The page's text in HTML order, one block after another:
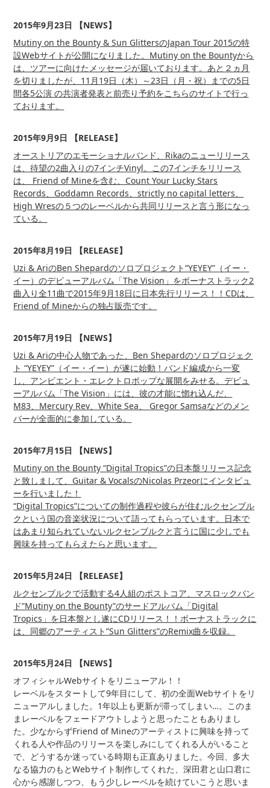
2015年9月23日 【NEWS】
Mutiny on the Bounty & Sun GlittersのJapan Tour 2015の特
設Webサイトが公開になりました。Mutiny on the Bountyから
は、ツアーに向けたメッセージが届いております。あと２ヵ月
を切りましたが、11月19日（木）～23日（月・祝）までの5日
間各5公演 の共演者発表と前売り予約をこちらのサイトで行っ
ております。
2015年9月9日 【RELEASE】
オーストリアのエモーショナルバンド、Rikaのニューリリース
は、待望の2曲入りの7インチVinyl。この7インチをリリース
は、 Friend of Mineを含む、Count Your Lucky Stars
Records、Goddamn Records、strictly no capital letters、
High Wresの５つのレーベルから共同リリースと言う形になっ
ている。
2015年8月19日 【RELEASE】
Uzi & AriのBen Shepardのソロプロジェクト“YEYEY”（イー・
イー）のデビューアルバム「The Vision」をボーナストラック2
曲入り全11曲で2015年9月18日に日本先行リリース！！CDは、
Friend of Mineからの独占販売です。
2015年7月19日 【NEWS】
Uzi & Ariの中心人物であった、Ben Shepardのソロプロジェク
ト “YEYEY”（イー・イー）が遂に始動！バンド編成から一変
し、アンビエント・エレクトロポップな展開をみせる。デビュ
ーアルバム「The Vision」には、彼の才能に惚れ込んだ、
M83、Mercury Rev、White Sea、 Gregor Samsaなどのメン
バーが全面的に参加している。
2015年7月15日 【NEWS】
Mutiny on the Bounty “Digital Tropics”の日本盤リリース記念
と致しまして、Guitar & VocalsのNicolas Przeorにインタビュ
ーを行いました！
“Digital Tropics”についての制作過程や彼らが住むルクセンブル
クという国の音楽状況について語ってもらっています。日本で
はあまり知られていないルクセンブルクと言うに国に少しでも
興味を持ってもらえたらと思います。
2015年5月24日 【RELEASE】
ルクセンブルクで活動する4人組のポストコア、マスロックバン
ド”Mutiny on the Bounty”のサードアルバム「Digital
Tropics」を日本盤とし遂にCDリリース！！ボーナストラックに
は、同郷のアーティスト”Sun Glitters”のRemix曲を収録。
2015年5月24日 【NEWS】
オフィシャルWebサイトをリニューアル！！
レーベルをスタートして9年目にして、初の全面Webサイトをリ
ニューアルしました。1年以上も更新が滞ってしまい…。このま
まレーベルをフェードアウトしようと思ったこともありまし
た。少なからずFriend of Mineのアーティストに興味を持って
くれる人や作品のリリースを楽しみにしてくれる人がいること
で、どうするか迷っている時期も正直ありました。今回、多大
なる協力のもとWebサイト制作してくれた、深田君と山口君に
心から感謝しつつ、もう少しレーベルを続けていこうと思いま